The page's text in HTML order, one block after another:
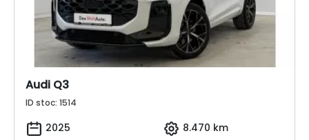
Audi Q3
ID stoc: 1514
2025
8.470 km